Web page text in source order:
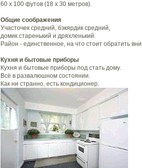
60 х 100 футов (18 х 30 метров).
Общие соображения
Участочек средний, бэкярдик средний,
домик старенький и дряхленький.
Район - единственное, на что стоит обратить
Кухня и бытовые приборы
Кухня и бытовые приборы под стать дому.
Всё в развалюшном состоянии.
Как ни странно, есть кондиционер.